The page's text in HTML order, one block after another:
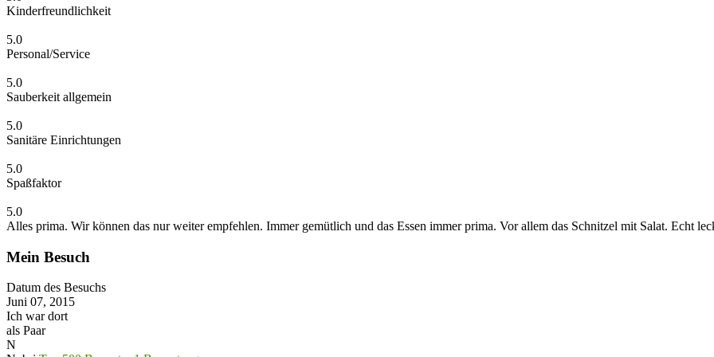
Kinderfreundlichkeit
5.0
Personal/Service
5.0
Sauberkeit allgemein
5.0
Sanitäre Einrichtungen
5.0
Spaßfaktor
5.0
Alles prima. Wir können das nur weiter empfehlen. Immer gemütlich und das Essen immer prima. Vor allem das Schnitzel mit Salat. Echt
Mein Besuch
Datum des Besuchs
Juni 07, 2015
Ich war dort
als Paar
N